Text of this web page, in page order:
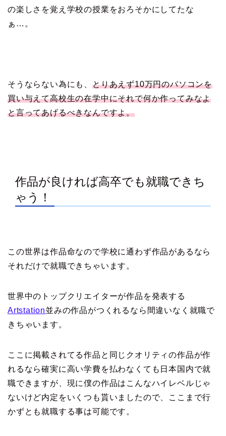
の楽しさを覚え学校の授業をおろそかにしてたな
ぁ…。
そうならない為にも、 とりあえず10万円のパソコンを
買い与えて高校生の在学中にそれで何か作ってみなよ
と言ってあげるべきなんですよ。
作品が良ければ高卒でも就職できち
ゃう！
この世界は作品命なので学校に通わず作品があるなら
それだけで就職できちゃいます。
世界中のトップクリエイターが作品を発表する
Artstation並みの作品がつくれるなら間違いなく就職で
きちゃいます。
ここに掲載されてる作品と同じクオリティの作品が作
れるなら確実に高い学費を払わなくても日本国内で就
職できますが、現に僕の作品はこんなハイレベルじゃ
ないけど内定をいくつも貰いましたので、ここまで行
かずとも就職する事は可能です。